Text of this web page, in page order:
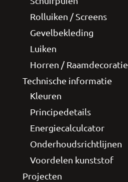
Rolluiken / Screens
Gevelbekleding
Luiken
Horren / Raamdecoratie
Technische informatie
Kleuren
Principedetails
Energiecalculcator
Onderhoudsrichtlijnen
Voordelen kunststof
Projecten